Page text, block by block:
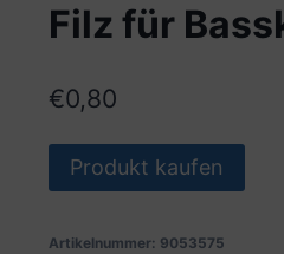
Filz für
€0,80
Produkt kaufen
Artikelnummer: 9053575